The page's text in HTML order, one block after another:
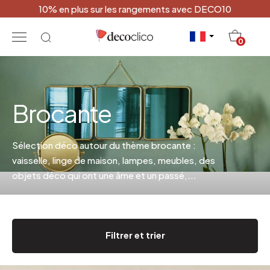
10% en plus sur les rangements avec DECO10
0
Brocante
Sélection déco autour du thème brocante :
vaisselle, linge de maison, lampes, meubles, des
objets déco qui ont une âme et un passé,
Filtrer et trier